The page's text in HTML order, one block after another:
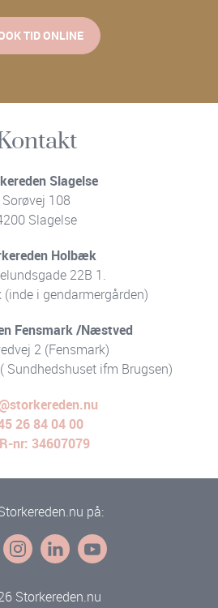
TID ONLINE
Slagelse
Sorøvej 108
Slagelse
Holbæk
22B 1.
i gendarmergården)
Fensmark /Næstved
2 (Fensmark)
Sundhedshuset ifm Brugsen)
26 84 04 00
nr: 34607079
på:
Storkereden.nu